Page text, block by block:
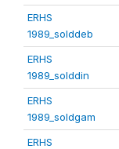
ERHS
1989_solddeb
ERHS
1989_solddin
ERHS
1989_soldgam
ERHS